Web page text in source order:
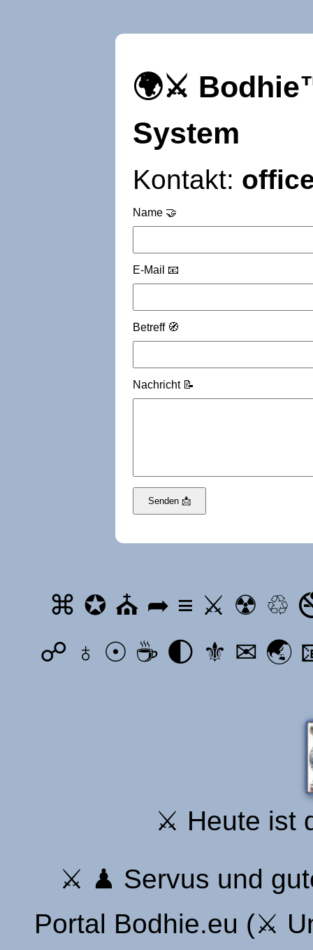
🌍⚔️
System
Kontakt:
Name 🤝
E-Mail 📧
Betreff 🧭
Nachricht 📝
Senden 📩
⌘ ✪ ⛪ ➦ ≡ ⚔ ☢ ♲
☍ ♁ ☉ ☕ 🌓 ⚜ ✉ 🌏
⚔ Heute ist
⚔ ♟ Servus und
Portal Bodhie.eu (⚔